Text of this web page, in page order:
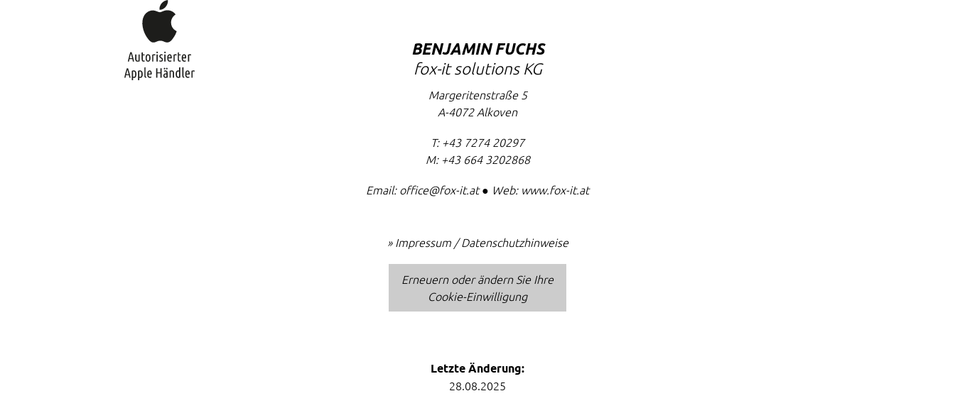
BENJAMIN FUCHS
fox-it solutions KG
Margeritenstraße 5
A-4072 Alkoven
T: +43 7274 20297
M: +43 664 3202868
Email: office@fox-it.at● Web: www.fox-it.at
» Impressum / Datenschutzhinweise
Erneuern oder ändern Sie Ihre
Cookie-Einwilligung
Letzte Änderung:
28.08.2025